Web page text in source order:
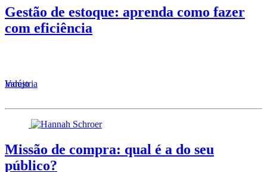
Gestão de estoque: aprenda como fazer
com eficiência
Varejo
Indústria
Missão de compra: qual é a do seu
público?